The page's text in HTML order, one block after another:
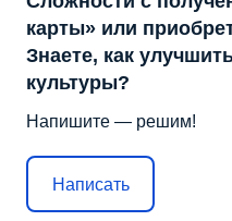
карты» или
Знаете, как
культуры?
Напишите — решим!
Написать